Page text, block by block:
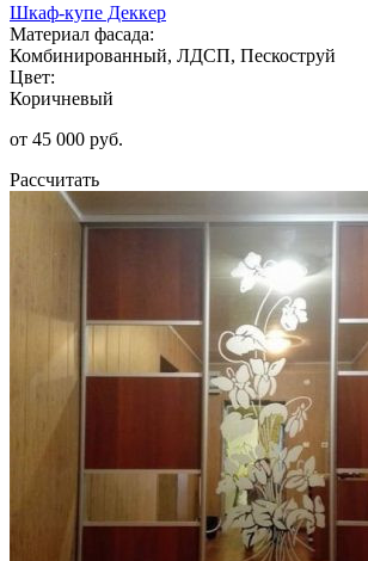
Шкаф-купе Деккер
Материал фасада:
Комбинированный, ЛДСП, Пескоструй
Цвет:
Коричневый
от 45 000 руб.
Рассчитать